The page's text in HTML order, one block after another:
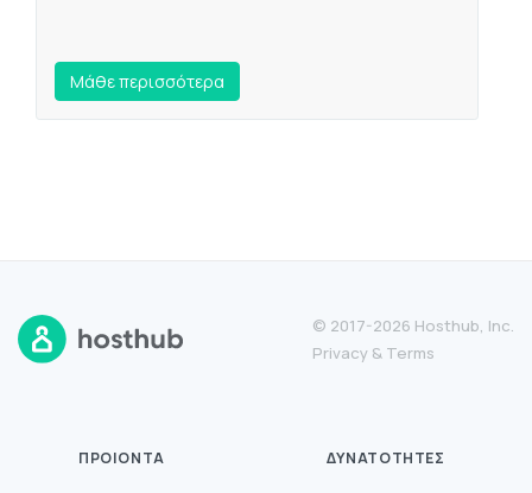
Mάθε περισσότερα
© 2017-2026 Hosthub, Inc.
Privacy & Terms
ΠΡΟΙΌΝΤΑ ΔΥΝΑΤΌΤΗΤΕΣ